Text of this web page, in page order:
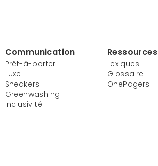
Communication
Prêt-à-porter
Luxe
Sneakers
Greenwashing
Inclusivité
Ressources
Lexiques
Glossaire
OnePagers